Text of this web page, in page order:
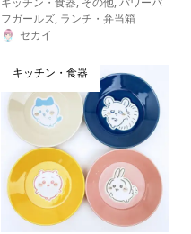
フガールズ, ランチ・弁当箱
セカイ
キッチン・食器